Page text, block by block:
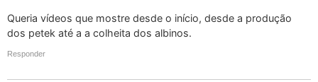
Queria vídeos que mostre desde o início, desde a produção
dos petek até a a colheita dos albinos.
Responder